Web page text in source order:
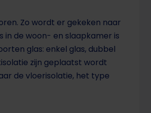
Zo wordt er gekeken naar
in de woon- en slaapkamer is
glas: enkel glas, dubbel
zijn geplaatst wordt
de vloerisolatie, het type